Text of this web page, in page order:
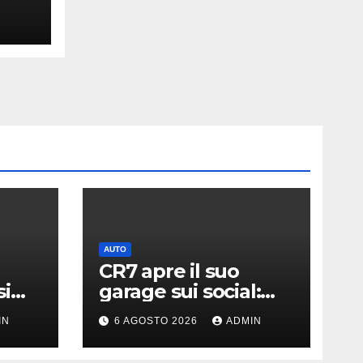
i
AUTO
CR7 apre il suo
garage sui social:
svelati i “giocattoli”
da oltre 40 milioni
6 AGOSTO 2026 ADMIN